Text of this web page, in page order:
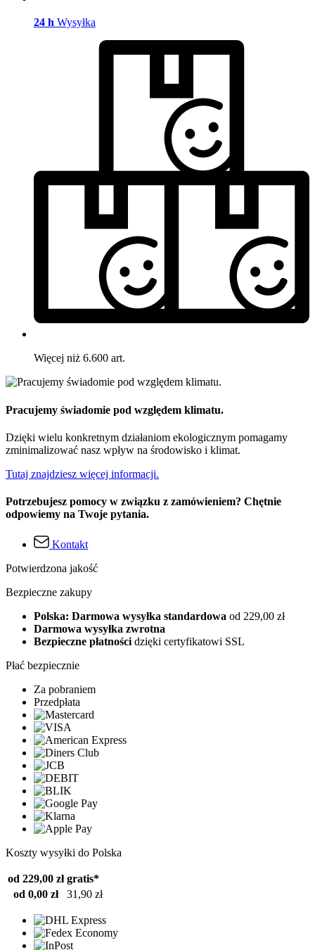
24 h Wysyłka
Więcej niż 6.600 art.
Pracujemy świadomie pod względem klimatu.
Dzięki wielu konkretnym działaniom ekologicznym pomagamy
zminimalizować nasz wpływ na środowisko i klimat.
Tutaj znajdziesz więcej informacji.
Potrzebujesz pomocy w związku z zamówieniem? Chętnie
odpowiemy na Twoje pytania.
Kontakt
Potwierdzona jakość
Bezpieczne zakupy
Polska: Darmowa wysyłka standardowa od 229,00 zł
Darmowa wysyłka zwrotna
Bezpieczne płatności dzięki certyfikatowi SSL
Płać bezpiecznie
Za pobraniem
Przedpłata
Koszty wysyłki do Polska
od 229,00 zł gratis*
od 0,00 zł
31,90 zł